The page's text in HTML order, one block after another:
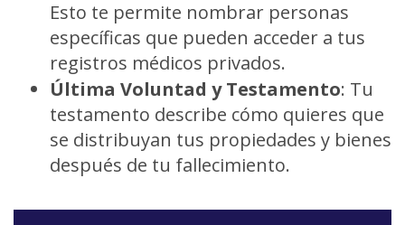
Esto te permite nombrar personas
específicas que pueden acceder a tus
registros médicos privados.
Última Voluntad y Testamento: Tu
testamento describe cómo quieres que
se distribuyan tus propiedades y bienes
después de tu fallecimiento.